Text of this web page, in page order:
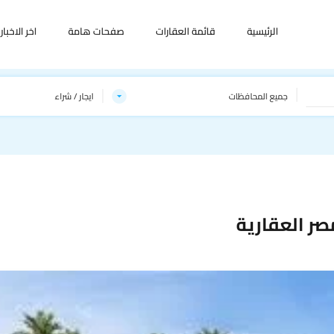
الرئيسية قائمة العقارات صفحات هامة اخر الاخبار
جميع المحافظات ايجار / شراء
العقارية